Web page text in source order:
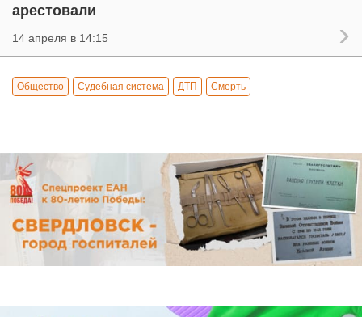
арестовали
14 апреля в 14:15
Общество Судебная система ДТП Смерть